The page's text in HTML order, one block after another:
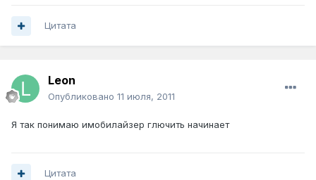
Цитата
Leon
Опубликовано 11 июля, 2011
Я так понимаю имобилайзер глючить начинает
Цитата